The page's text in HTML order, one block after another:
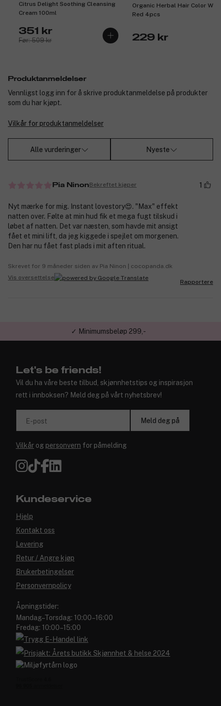
Citrus Delight Soothing Cleansing
Cream 100ml
351 kr
Før: 509 kr
Organic Herbal Hair Color Wine
Red 4pcs
229 kr
Produktanmeldelser
Vennligst logg inn for å skrive produktanmeldelse på produkter
som du har kjøpt.
Vilkår for produktanmeldelser
Alle vurderinger Nyeste
Pia NinonBekreftet kjøper 1
Nyt mærke for mig. Instant lovestory😍. "Max" effekt
natten over. Følte at min hud fik et mega fugt tilskud i
løbet af natten. Det var næsten, som havde mit ansigt
fået et mini lift, da jeg kiggede i spejlet om morgenen.
Den har nu fået fast plads i mit aften ritual.
Skrevet for 9 måneder siden av Pia Ninon | cocopanda.dk
Vis oversettelse
Rapportere
✓ Minimumsbeløp 299,-
Let's be friends!
Vil du ha våre beste tilbud, skjønnhetstips og inspirasjon
rett i innboksen? Meld deg på vårt nyhetsbrev!
E-post Meld deg på
Vilkår og personvern for påmelding
Kundeservice
Hjelp
Kontakt oss
Levering
Retur / Angre kjøp
Brukerbetingelser
Personvernpolicy
Åpningstider:
Mandag–Torsdag: 10:00–16:00
Fredag: 10:00–15:00